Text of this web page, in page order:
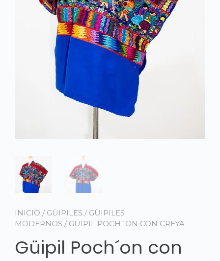
INICIO / GÜIPILES / GÜIPILES
MODERNOS / GÜIPIL POCH´ON CON CREYA
Güipil Poch´on con